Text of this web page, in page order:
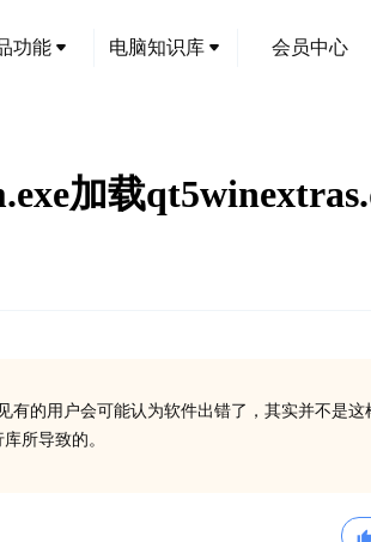
功能 电脑知识库 会员中心
加载
的用户会可能认为软件出错了，其实并不是这
所导致的。